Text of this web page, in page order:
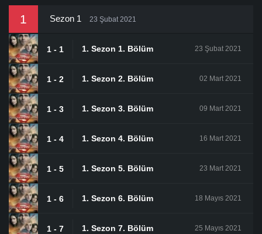
1 Sezon 1 23 Şubat 2021
1 - 1 1. Sezon 1. Bölüm 23 Şubat 2021
1 - 2 1. Sezon 2. Bölüm 02 Mart 2021
1 - 3 1. Sezon 3. Bölüm 09 Mart 2021
1 - 4 1. Sezon 4. Bölüm 16 Mart 2021
1 - 5 1. Sezon 5. Bölüm 23 Mart 2021
1 - 6 1. Sezon 6. Bölüm 18 Mayıs 2021
1 - 7 1. Sezon 7. Bölüm 25 Mayıs 2021